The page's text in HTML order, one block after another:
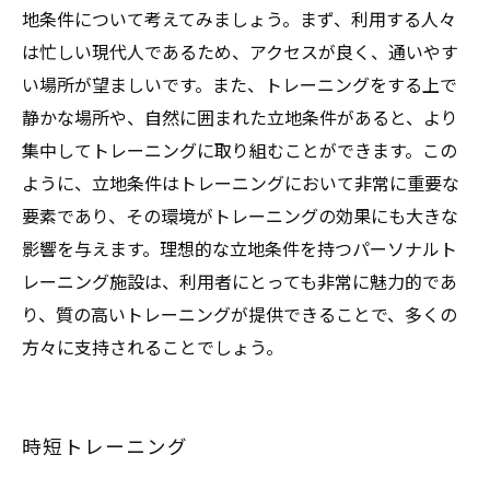
地条件について考えてみましょう。まず、利用する人々
は忙しい現代人であるため、アクセスが良く、通いやす
い場所が望ましいです。また、トレーニングをする上で
静かな場所や、自然に囲まれた立地条件があると、より
集中してトレーニングに取り組むことができます。この
ように、立地条件はトレーニングにおいて非常に重要な
要素であり、その環境がトレーニングの効果にも大きな
影響を与えます。理想的な立地条件を持つパーソナルト
レーニング施設は、利用者にとっても非常に魅力的であ
り、質の高いトレーニングが提供できることで、多くの
方々に支持されることでしょう。
時短トレーニング